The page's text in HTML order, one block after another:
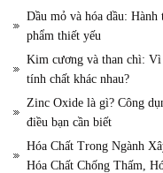
Dầu mỏ và hóa dầu: Hành
phẩm thiết yếu
Kim cương và than chì: Vì
tính chất khác nhau?
Zinc Oxide là gì? Công
điều bạn cần biết
Hóa Chất Trong Ngành
Hóa Chất Chống Thấm,